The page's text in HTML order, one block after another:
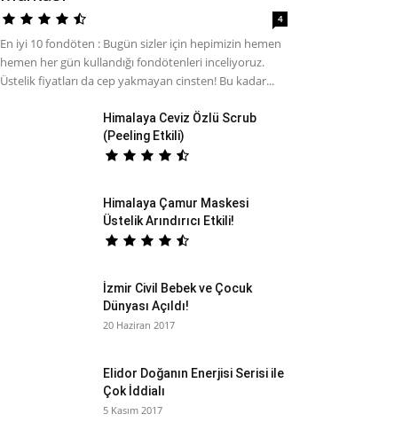
4
En iyi 10 fondöten : Bugün sizler için hepimizin hemen
hemen her gün kullandığı fondötenleri inceliyoruz.
Üstelik fiyatları da cep yakmayan cinsten! Bu kadar...
Himalaya Ceviz Özlü Scrub
(Peeling Etkili)
Himalaya Çamur Maskesi
Üstelik Arındırıcı Etkili!
İzmir Civil Bebek ve Çocuk
Dünyası Açıldı!
20 Haziran 2017
Elidor Doğanın Enerjisi Serisi ile
Çok İddialı
5 Kasım 2017